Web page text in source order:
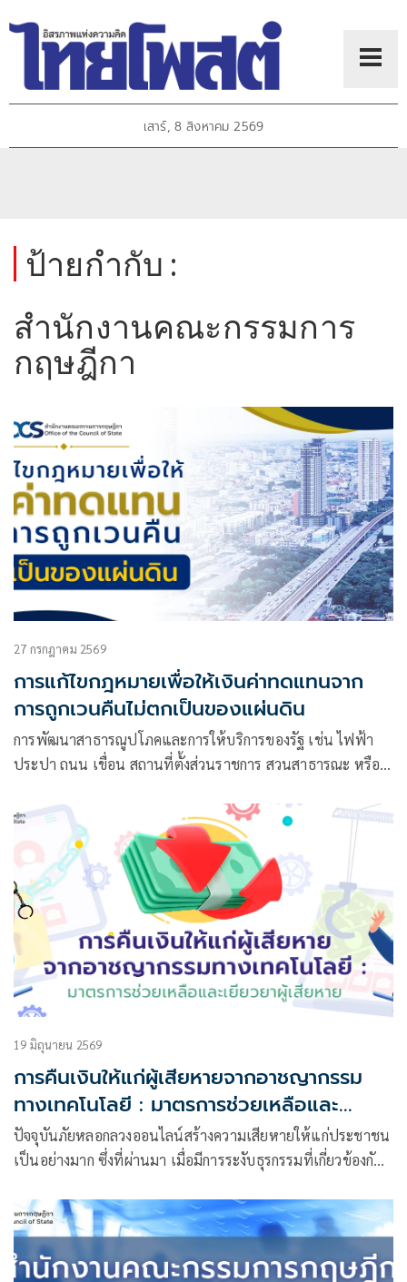
เสาร์, 8 สิงหาคม 2569
ป้ายกำกับ :
สำนักงานคณะกรรมการ
กฤษฎีกา
27 กรกฎาคม 2569
การแก้ไขกฎหมายเพื่อให้เงินค่าทดแทนจาก
การถูกเวนคืนไม่ตกเป็นของแผ่นดิน
การพัฒนาสาธารณูปโภคและการให้บริการของรัฐ เช่น ไฟฟ้า
ประปา ถนน เขื่อน สถานที่ตั้งส่วนราชการ สวนสาธารณะ หรือ
19 มิถุนายน 2569
การคืนเงินให้แก่ผู้เสียหายจากอาชญากรรม
ทางเทคโนโลยี : มาตรการช่วยเหลือและ
เยียวยาผู้เสียหาย
ปัจจุบันภัยหลอกลวงออนไลน์สร้างความเสียหายให้แก่ประชาชน
เป็นอย่างมาก ซึ่งที่ผ่านมา เมื่อมีการระงับธุรกรรมที่เกี่ยวข้องกับ